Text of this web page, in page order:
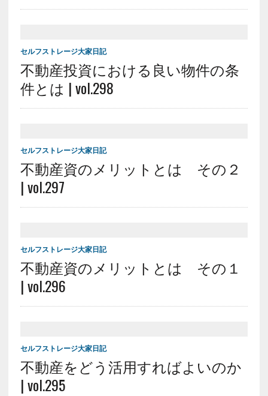
セルフストレージ大家日記
不動産投資における良い物件の条
件とは | vol.298
セルフストレージ大家日記
不動産資のメリットとは その２
| vol.297
セルフストレージ大家日記
不動産資のメリットとは その１
| vol.296
セルフストレージ大家日記
不動産をどう活用すればよいのか
| vol.295